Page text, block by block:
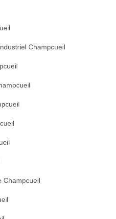
Champcueil
Champcueil